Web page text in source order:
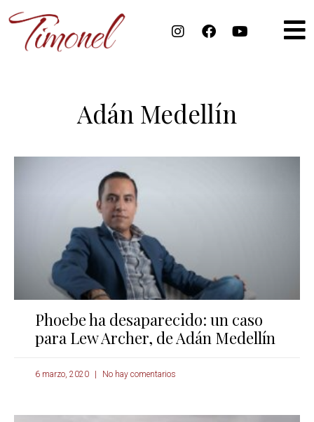
Adán Medellín
Phoebe ha desaparecido: un caso
para Lew Archer, de Adán Medellín
6 marzo, 2020 No hay comentarios